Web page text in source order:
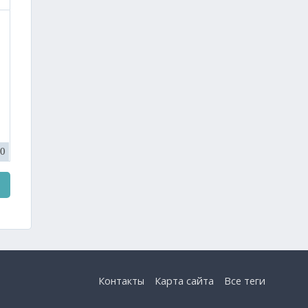
0
Контакты Карта сайта Все теги